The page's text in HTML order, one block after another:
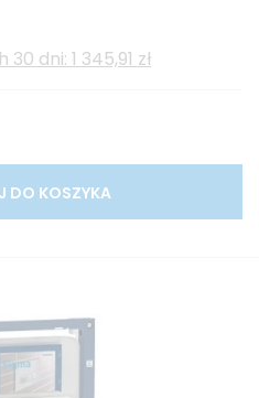
dni: 1 345,91 zł
DO KOSZYKA